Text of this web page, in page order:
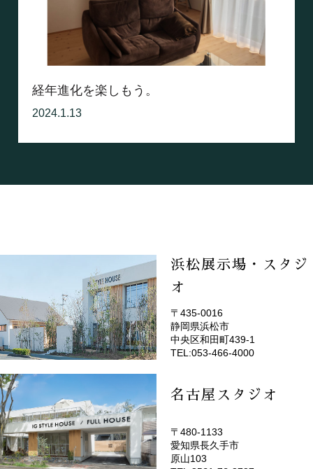
経年進化を楽しもう。
2024.1.13
浜松展示場・スタジ
オ
(EMOTOP浜松)
〒435-0016
静岡県浜松市
中央区和田町439-1
TEL:053-466-4000
名古屋スタジオ
(EMOTOP名古屋)
〒480-1133
愛知県長久手市
原山103